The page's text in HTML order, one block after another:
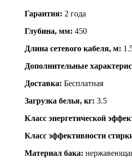
Гарантия: 2 года
Глубина, мм: 450
Длина сетевого кабеля, м:
Дополнительные
Доставка: Бесплатная
Загрузка белья, кг: 3.5
Класс энергетической
Класс эффективности
Материал бака: